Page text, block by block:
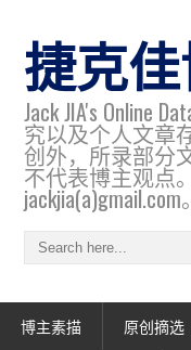
捷克
Jack JIA's Online
究以及个人文章
创外，所录部分
不代表博主观点
jackjia(a)gmail.com。
博主素描 原创摘选